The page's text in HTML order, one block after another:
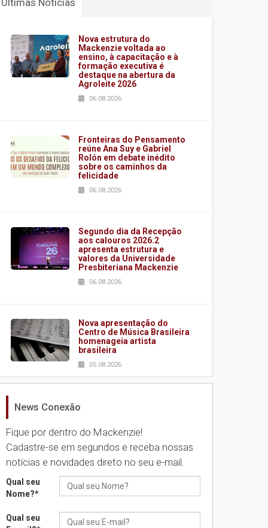
de alunos no interclasses de futsal.
Últimas Notícias
Nova estrutura do
Mackenzie voltada ao
ensino, à capacitação e à
formação executiva é
destaque na abertura da
Agroleite 2026
06.08.2026
Fronteiras do Pensamento
reúne Ana Suy e Gabriel
Rolón em debate inédito
sobre os caminhos da
felicidade
06.08.2026
Segundo dia da Recepção
aos calouros 2026.2
apresenta estrutura e
valores da Universidade
Presbiteriana Mackenzie
06.08.2026
Nova apresentação do
Centro de Música Brasileira
homenageia artista
brasileira
05.08.2026
Universidade Mackenzie
Seminário discute desafios
das novas tecnologias em
sistemas solares
04.08.2026
News Conexão
Fique por dentro do Mackenzie!
Cadastre-se em segundos e receba nossas
notícias e novidades direto no seu e-mail.
Qual seu
Nome?*
Qual seu